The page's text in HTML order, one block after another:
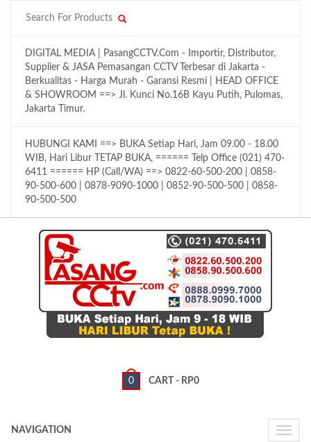
DIGITAL MEDIA | PasangCCTV.Com - Importir, Distributor,
Supplier & JASA Pemasangan CCTV Terbesar di Jakarta -
Berkualitas - Harga Murah - Garansi Resmi | HEAD OFFICE
& SHOWROOM ==> Jl. Kunci No.16B Kayu Putih, Pulomas,
Jakarta Timur.
HUBUNGI KAMI ==> BUKA Setiap Hari, Jam 09.00 - 18.00
WIB, Hari Libur TETAP BUKA, ====== Telp Office (021) 470-
6411 ====== HP (Call/WA) ==> 0822-60-500-200 | 0858-
90-500-600 | 0878-9090-1000 | 0852-90-500-500 | 0858-
90-500-500
0 CART - RP0
Toggle
NAVIGATION